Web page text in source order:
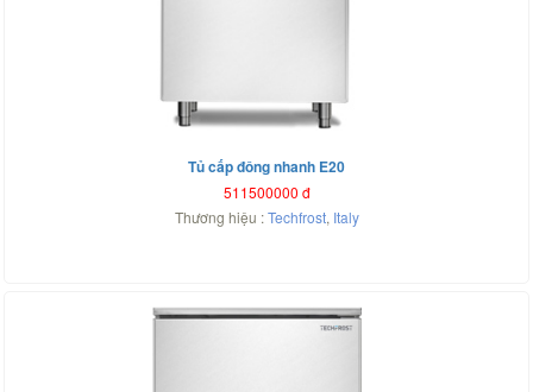
Tủ cấp đông nhanh E20
511500000 đ
Thương hiệu :Techfrost, Italy